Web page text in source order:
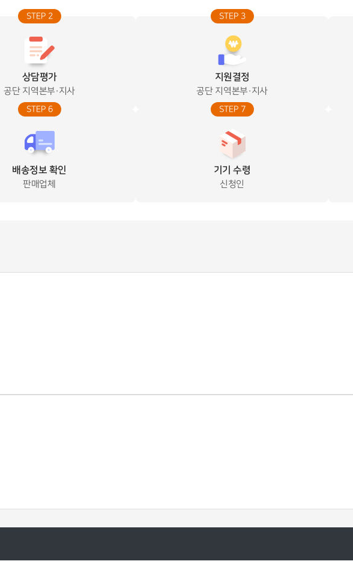
STEP 2
상담평가
공단 지역본부·지사
STEP 3
지원결정
공단 지역본부·지사
STEP 6
배송정보 확인
판매업체
STEP 7
기기 수령
신청인